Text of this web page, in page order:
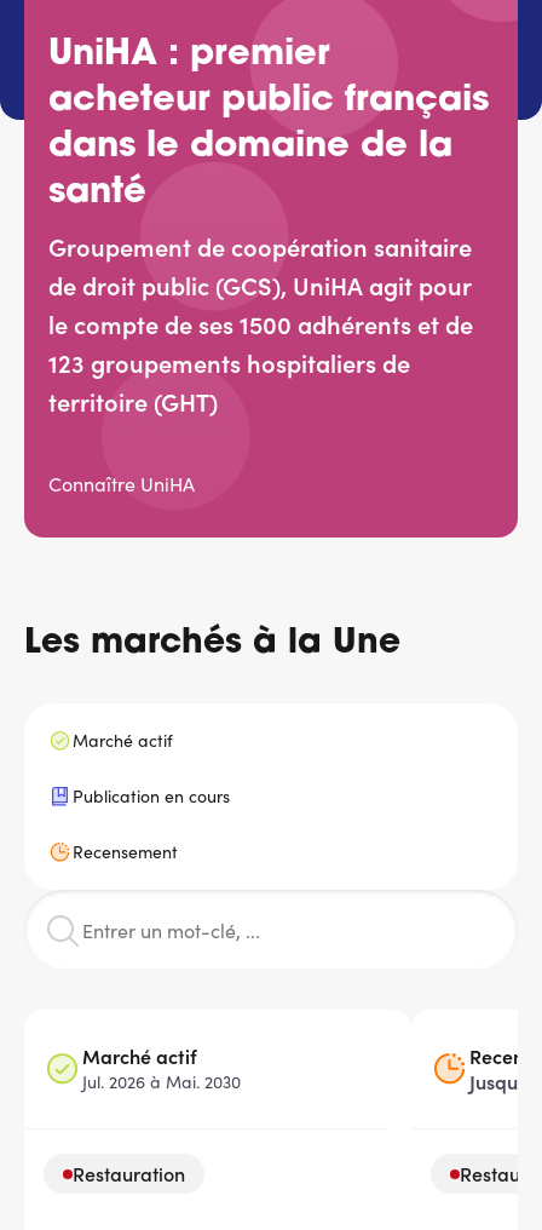
Services adhérents
Top
Fournisseurs
Recrutement
Espace presse
Aide & contact
UniHA : premier
acheteur public français
dans le domaine de la
santé
Groupement de coopération sanitaire
de droit public (GCS), UniHA agit pour
le compte de ses 1500 adhérents et de
123 groupements hospitaliers de
territoire (GHT)
Connaître UniHA
Les marchés à la Une
Marché actif
Publication en cours
Recensement
Marché actif
Jul. 2026 à Mai. 2030
Restauration
Jusqu’à